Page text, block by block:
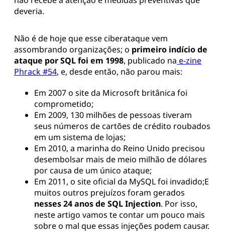
deveria.
Não é de hoje que esse ciberataque vem
assombrando organizações; o primeiro indício de
ataque por SQL foi em 1998, publicado na e-zine
Phrack #54, e, desde então, não parou mais:
Em 2007 o site da Microsoft britânica foi
comprometido;
Em 2009, 130 milhões de pessoas tiveram
seus números de cartões de crédito roubados
em um sistema de lojas;
Em 2010, a marinha do Reino Unido precisou
desembolsar mais de meio milhão de dólares
por causa de um único ataque;
Em 2011, o site oficial da MySQL foi invadido;E
muitos outros prejuízos foram gerados
nesses 24 anos de SQL Injection. Por isso,
neste artigo vamos te contar um pouco mais
sobre o mal que essas injeções podem causar.